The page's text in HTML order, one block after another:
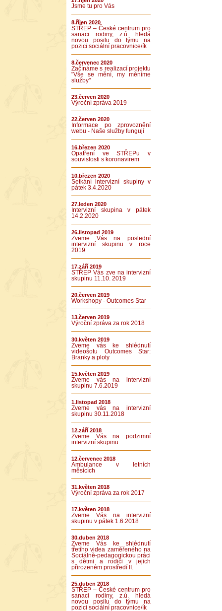
Jsme tu pro Vás
8.říjen 2020
STŘEP – České centrum pro
sanaci rodiny, z.ú. hledá
novou posilu do týmu na
pozici sociální pracovnice/ík
8.červenec 2020
Začínáme s realizací projektu
"Vše se mění, my měníme
služby"
23.červen 2020
Výroční zpráva 2019
22.červen 2020
Informace po zprovoznění
webu - Naše služby fungují
16.březen 2020
Opatření ve STŘEPu v
souvislosti s koronavirem
10.březen 2020
Setkání intervizní skupiny v
pátek 3.4.2020
27.leden 2020
Intervizní skupina v pátek
14.2.2020
26.listopad 2019
Zveme Vás na poslední
intervizní skupinu v roce
2019
17.září 2019
STŘEP Vás zve na intervizní
skupinu 11.10. 2019
20.červen 2019
Workshopy - Outcomes Star
13.červen 2019
Výroční zpráva za rok 2018
30.květen 2019
Zveme vás ke shlédnutí
videošotu Outcomes Star:
Branky a ploty
15.květen 2019
Zveme vás na intervizní
skupinu 7.6.2019
1.listopad 2018
Zveme vás na intervizní
skupinu 30.11.2018
12.září 2018
Zveme Vás na podzimní
intervizní skupinu
12.červenec 2018
Ambulance v letních
měsících
31.květen 2018
Výroční zpráva za rok 2017
17.květen 2018
Zveme Vás na intervizní
skupinu v pátek 1.6.2018
30.duben 2018
Zveme Vás ke shlédnutí
třetího videa zaměřeného na
Sociálně-pedagogickou práci
s dětmi a rodiči v jejich
přirozeném prostředí II.
25.duben 2018
STŘEP – České centrum pro
sanaci rodiny, z.ú. hledá
novou posilu do týmu na
pozici sociální pracovnice/ík